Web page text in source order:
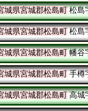
城県宮城郡松島町松島
城県宮城郡松島町松島
城県宮城郡松島町幡谷
城県宮城郡松島町手樽
城県宮城郡松島町高城